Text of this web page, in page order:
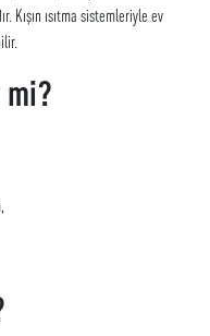
Kışın ısıtma sistemleriyle ev